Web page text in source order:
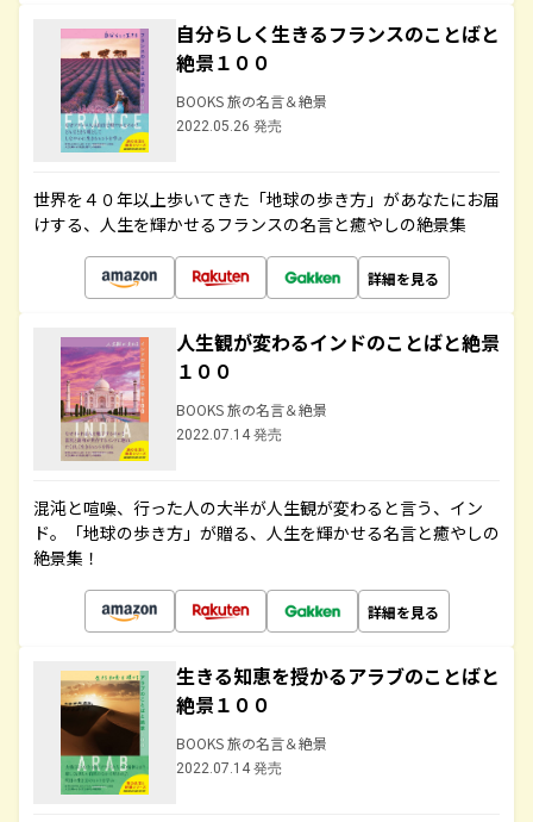
自分らしく生きるフランスのことばと
絶景１００
BOOKS 旅の名言＆絶景
2022.05.26 発売
世界を４０年以上歩いてきた「地球の歩き方」があなたにお届
けする、人生を輝かせるフランスの名言と癒やしの絶景集
詳細を見る
人生観が変わるインドのことばと絶景
１００
BOOKS 旅の名言＆絶景
2022.07.14 発売
混沌と喧噪、行った人の大半が人生観が変わると言う、イン
ド。「地球の歩き方」が贈る、人生を輝かせる名言と癒やしの
絶景集！
詳細を見る
生きる知恵を授かるアラブのことばと
絶景１００
BOOKS 旅の名言＆絶景
2022.07.14 発売